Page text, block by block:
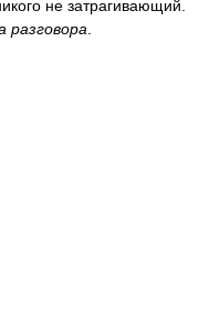
не затрагивающий.